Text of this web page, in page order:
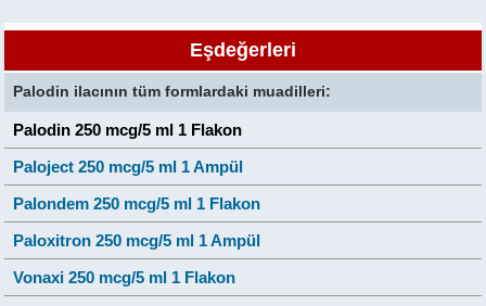
Eşdeğerleri
Palodin ilacının tüm formlardaki muadilleri:
Palodin 250 mcg/5 ml 1 Flakon
Paloject 250 mcg/5 ml 1 Ampül
Palondem 250 mcg/5 ml 1 Flakon
Paloxitron 250 mcg/5 ml 1 Ampül
Vonaxi 250 mcg/5 ml 1 Flakon